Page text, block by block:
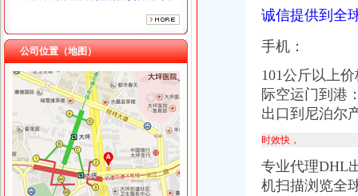
重庆凯誉网络通信技术工程有限公司 渝中300万 （工商变更）
重庆佳技维科技发展有限公司 渝南100万 （进出口权）
公司位置（地图）
重庆天地代办进出口公司
【重庆北京天地顺聘货运代理公司】网点,地址,电话,营业时间-大
重庆易亿服装贸易有限公司,主营：服装服饰,箱包设计及销售；品
000788北大限售一览
常州国际快递代理公司国际专线优惠-常州58同城
诚信提供到全
手机：
101公斤以上
际空运门到港
出口到尼泊尔
时效快，
专业代理DHL
机扫描浏览全